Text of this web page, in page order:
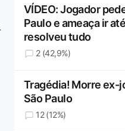
VÍDEO: Jogador
Paulo e ameaça ir
resolveu tudo
2 (42,9%)
Tragédia! Morre ex-
São Paulo
12 (12%)